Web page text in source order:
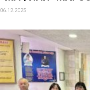
06.12.2025